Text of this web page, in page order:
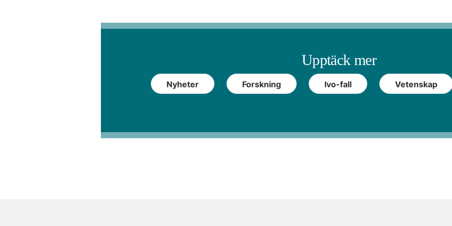
Upptäck mer
Nyheter Forskning Ivo-fall Vetenskap